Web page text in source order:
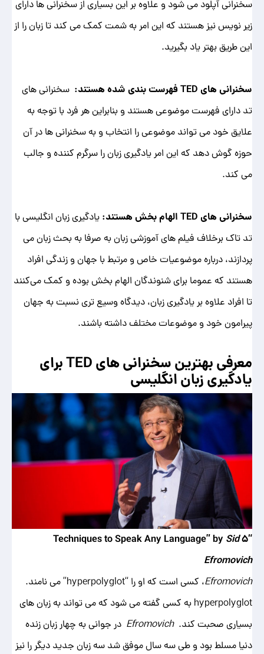
سخنرانی آپلود می شود و علاوه بر این بسیاری از سخنرانی ها دارای
زیر نویس نیز هستند که این امر به شمت کمک می کند تا زبان را از
این طریق بهتر یاد بگیرید.
سخنرانی های TED فهرست بندی شده هستند:
سخنرانی های
تد دارای فهرست موضوعی هستند و بنابراین هر فرد با توجه به
علایق خود می تواند موضوعی را انتخاب و به سخنرانی ها در آن
حوزه گوش دهد که این امر یادگیری زبان را سرگرم کننده و جالب
می کند.
سخنرانی های TED الهام ‌بخش هستند:
یادگیری زبان انگلیسی با
تد تاک برخلاف فیلم ‌های آموزشی زبان به صرفا به بحث زبان می
پردازند، درباره موضوعیات خاص و مرتبط با جهان و زندگی افراد
هستند که عموما برای شنوندگان الهام بخش بوده و کمک می‌کنند
تا افراد علاوه بر یادگیری زبان، دیدگاه وسیع تری نسبت به جهان
پیرامون خود و موضوعات مختلف داشته باشند.
معرفی بهترین سخنرانی های TED برای
یادگیری زبان انگلیسی
“۵ Techniques to Speak Any Language” by Sid
Efromovich
Efromovich
، کسی است که او را “hyperpolyglot” می ‌نامند.
hyperpolyglot به کسی گفته می شود که می ‌تواند به زبان ‌های
بسیاری صحبت کند.Efromovich در جوانی به چهار زبان زنده
دنیا مسلط بود و طی سه سال موفق شد سه زبان جدید دیگر را نیز